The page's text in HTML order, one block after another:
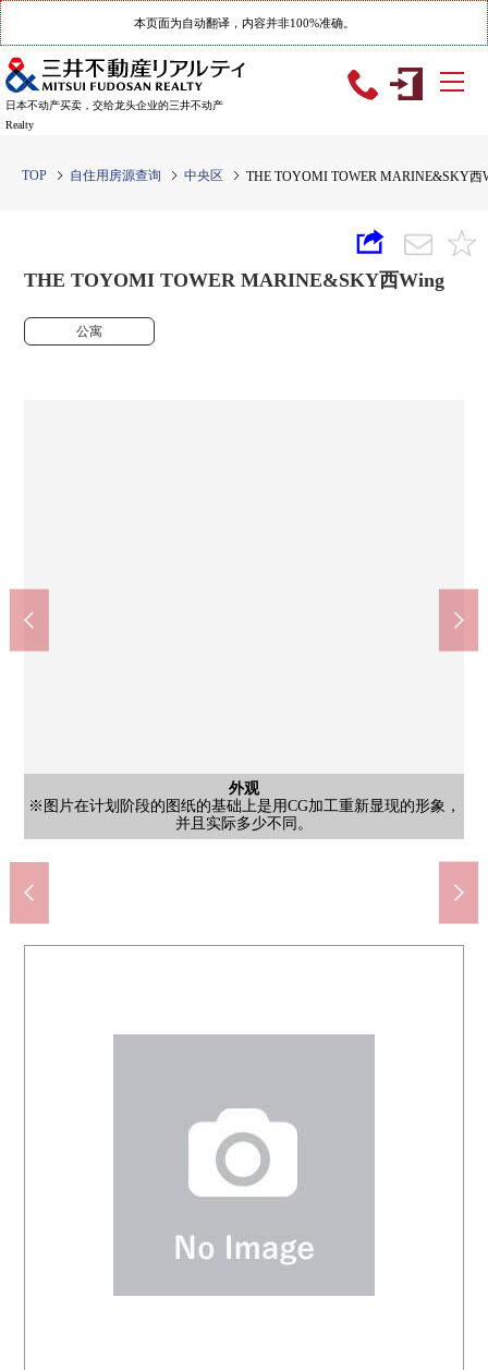
本页面为自动翻译，内容并非100%准确。
日本不动产买卖，交给龙头企业的三井不动产
Realty
TOP 自住用房源查询 中央区 THE TOYOMI TOWER MARINE&SKY西
THE TOYOMI TOWER MARINE&SKY西Wing
公寓
外观
※图片在计划阶段的图纸的基础上是用CG加工重新显现的形象，
并且实际多少不同。
外观
※图片在计划阶段的图纸的基础上是用CG加工重新显现的形象，
并且实际多少不同。
航空照片
航空照片
外观
※图片在计划阶段的图纸的基础上是用CG加工重新显现的形象，
并且实际多少不同。
航空照片
※图片在计划阶段的图纸的基础上是用CG加工重新显现的形象，
并且实际多少不同。
外观
※图片在计划阶段的图纸的基础上是用CG加工重新显现的形象，
并且实际多少不同。
共有部分
※图片在计划阶段的图纸的基础上是用CG加工重新显现的形象，
并且实际多少不同。
外观
外观
Mitsui Shopping Park LaLa terrace HARUMI FLAG(约1140m)
步行15分钟。步行6分钟
Maruetsu胜哄6丁目商店(约450m)
步行6分钟。
Maruetsu晴海3丁目商店(约930m)
步行12分钟。
LIFE胜哄中间店(约1060m)
步行14分钟。步行2分钟
7-Eleven胜哄5丁目商店(约450m)
步行6分钟。
doraggupapasu胜哄5丁目商店(约420m)
步行6分钟。